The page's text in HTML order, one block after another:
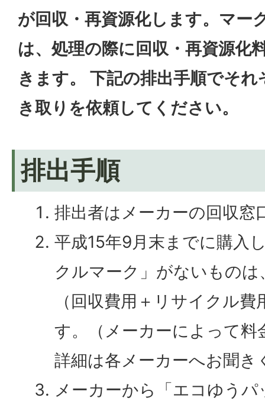
が回収・再資源化します。マー
は、処理の際に回収・再資源化
きます。 下記の排出手順でそ
き取りを依頼してください。
排出手順
排出者はメーカーの回収窓
平成15年9月末までに購入
クルマーク」がないものは
（回収費用＋リサイクル
す。（メーカーによって
詳細は各メーカーへお聞き
メーカーから「エコゆう